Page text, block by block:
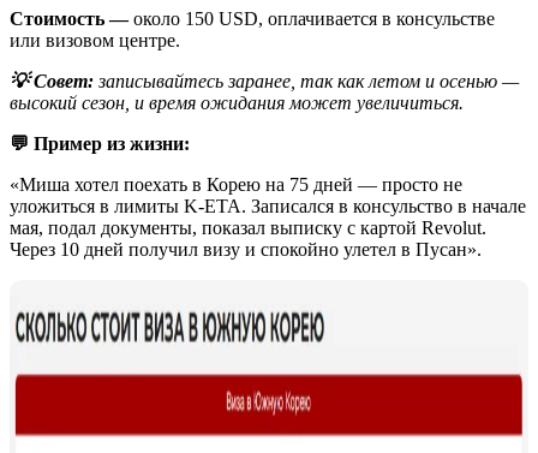
Стоимость —около 150 USD, оплачивается в консульстве
или визовом центре.
💡 Совет:записывайтесь заранее, так как летом и осенью —
высокий сезон, и время ожидания может увеличиться.
💬 Пример из жизни:
«Миша хотел поехать в Корею на 75 дней — просто не
уложиться в лимиты K-ETA. Записался в консульство в начале
мая, подал документы, показал выписку с картой Revolut.
Через 10 дней получил визу и спокойно улетел в Пусан».